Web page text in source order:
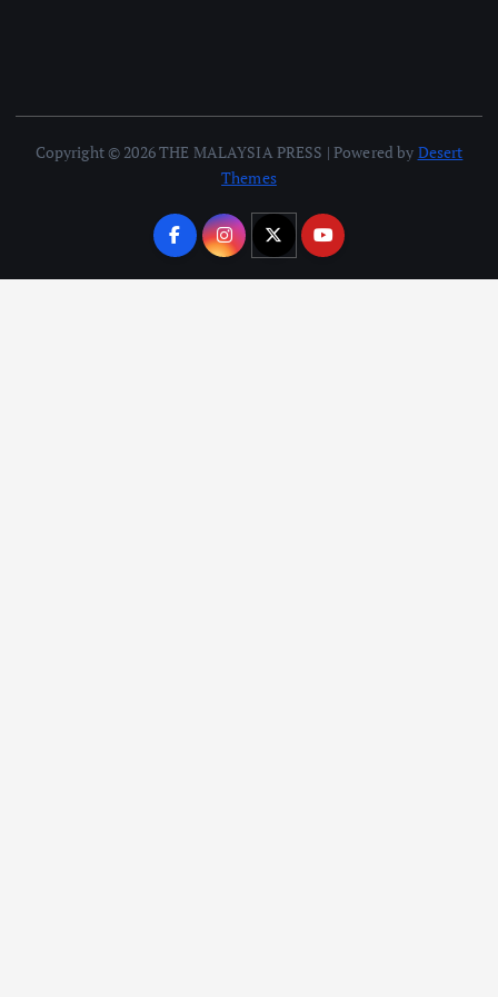
Copyright © 2026 THE MALAYSIA PRESS | Powered by Desert
Themes